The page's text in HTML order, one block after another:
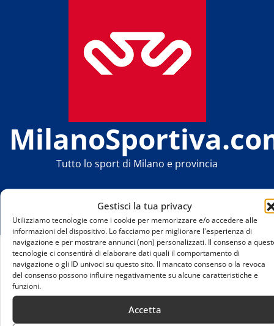
Gestisci la tua privacy
Utilizziamo tecnologie come i cookie per memorizzare e/o accedere alle
informazioni del dispositivo. Lo facciamo per migliorare l'esperienza di
navigazione e per mostrare annunci (non) personalizzati. Il consenso a
tecnologie ci consentirà di elaborare dati quali il comportamento di
navigazione o gli ID univoci su questo sito. Il mancato consenso o la revoca
del consenso possono influire negativamente su alcune caratteristiche e
funzioni.
Accetta
Tutto lo sport di Milano e provincia
Home
Premio Gentleman Fair Play: si aprono le votazioni
per l’edizione del trentennale